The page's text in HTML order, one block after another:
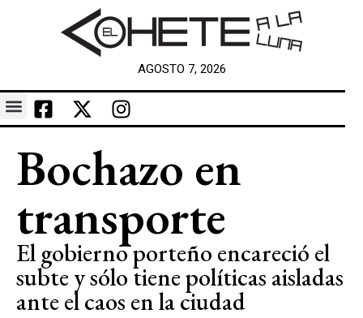
AGOSTO 7, 2026
Bochazo en
transporte
El gobierno porteño encareció el
subte y sólo tiene políticas aisladas
ante el caos en la ciudad